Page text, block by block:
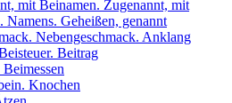
mit Beinamen. Zugenannt, mit
Namens. Geheißen, genannt
Nebengeschmack. Anklang
Beitrag
Knochen